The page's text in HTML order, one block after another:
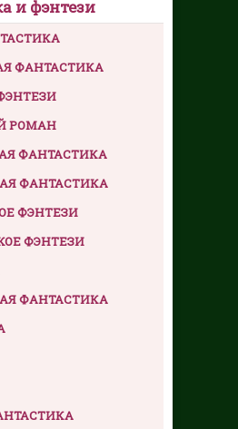
и фэнтези
ФАНТАСТИКА
РОМАН
ФАНТАСТИКА
ФАНТАСТИКА
ФЭНТЕЗИ
ФЭНТЕЗИ
ФАНТАСТИКА